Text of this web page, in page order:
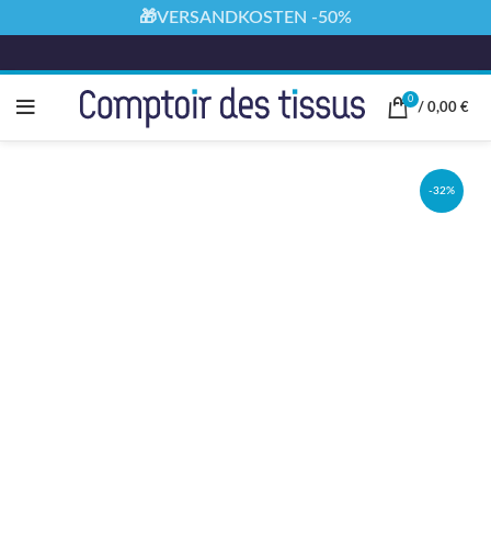
0
/ 0,00 €
-32%
🎁VERSANDKOSTEN -50%